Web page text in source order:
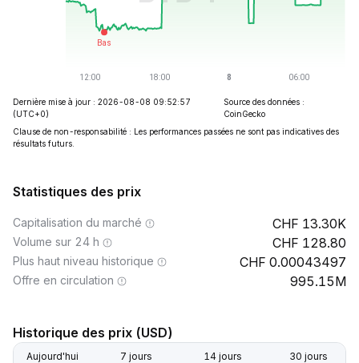
Dernière mise à jour : 2026-08-08 09:52:57
(UTC+0)
Source des données :
CoinGecko
Clause de non-responsabilité : Les performances passées ne sont pas indicatives des
résultats futurs.
Statistiques des prix
Capitalisation du marché 13.30K
Volume sur 24 h 128.80
Plus haut niveau historique 0.00043497
Offre en circulation 995.15M
Historique des prix (USD)
Aujourd'hui 7 jours 14 jours 30 jours